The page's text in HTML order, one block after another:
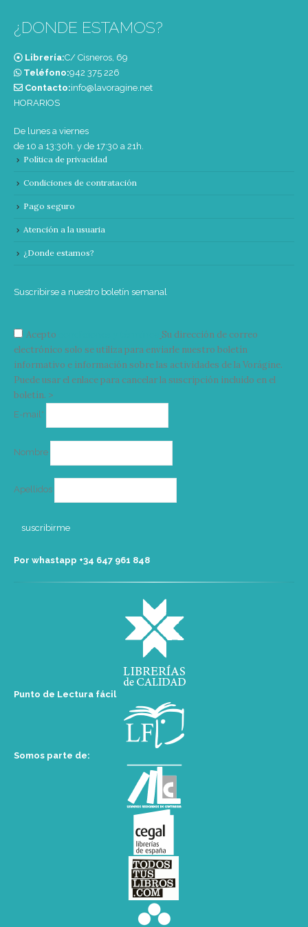
¿DONDE ESTAMOS?
Librería:C/ Cisneros, 69
Teléfono:‭942 375 226‬
Contacto:info@lavoragine.net
HORARIOS
De lunes a viernes
de 10 a 13:30h. y de 17:30 a 21h.
Política de privacidad
Condiciones de contratación
Pago seguro
Atención a la usuaria
¿Donde estamos?
Suscribirse a nuestro boletín semanal
Acepto
Su dirección de correo
electrónico solo se utiliza para enviarle nuestro boletín
informativo e información sobre las actividades de la Vorágine.
Puede usar el enlace para cancelar la suscripción incluido en el
boletín. >
E-mail*
Nombre
Apellidos
Por whastapp +34 ‭647 961 848‬
Punto de Lectura fácil
Somos parte de: